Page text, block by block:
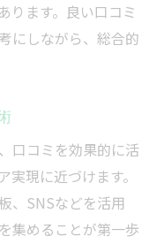
ります。良い口コミ
にしながら、総合的
口コミを効果的に活
現に近づけます。
、SNSなどを活用
集めることが第一歩